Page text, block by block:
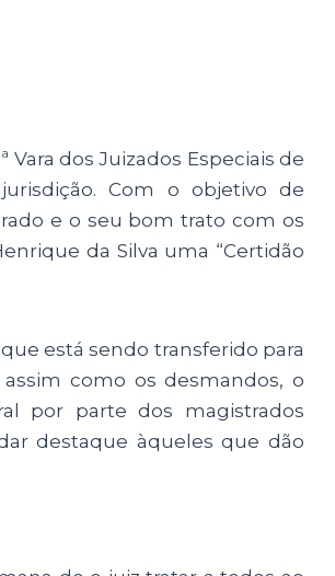
dos Juizados Especiais de
Com o objetivo de
e o seu bom trato com os
da Silva uma “Certidão
está sendo transferido para
como os desmandos, o
por parte dos magistrados
destaque àqueles que dão